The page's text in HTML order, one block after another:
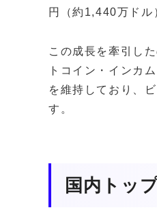
円（約1,440万ドル
この成長を牽引し
トコイン・インカ
を維持しており、
す。
国内トッ